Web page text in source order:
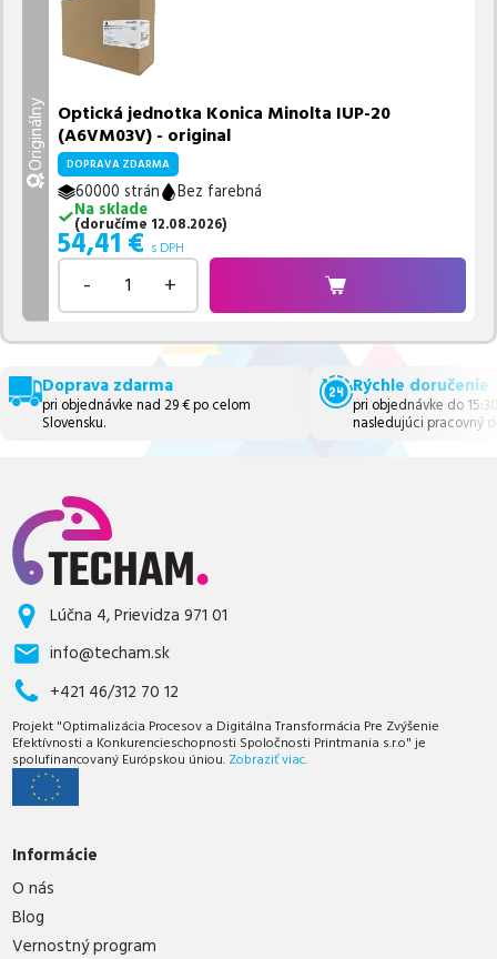
Originálny Optická jednotka Konica Minolta IUP-20
(A6VM03V) - original
DOPRAVA ZDARMA
60000 strán
Bez farebná
Na sklade
(doručíme 12.08.2026)
54,41 € s DPH
- +
Doprava zdarma
pri objednávke nad 29 € po celom
Slovensku.
Rýchle doručenie
pri objednávke do
nasledujúci pracovný
Lúčna 4, Prievidza 971 01
info@techam.sk
+421 46/312 70 12
Projekt "Optimalizácia Procesov a Digitálna Transformácia Pre Zvýšenie
Efektívnosti a Konkurencieschopnosti Spoločnosti Printmania s.r.o" je
spolufinancovaný Európskou úniou. Zobraziť viac.
Informácie
O nás
Blog
Vernostný program